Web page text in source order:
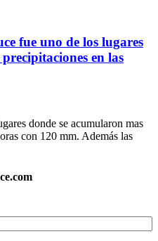
fue uno de los lugares
en las
donde se acumularon mas
con 120 mm. Además las